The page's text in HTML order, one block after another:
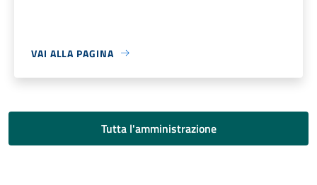
VAI ALLA PAGINA
Tutta l'amministrazione